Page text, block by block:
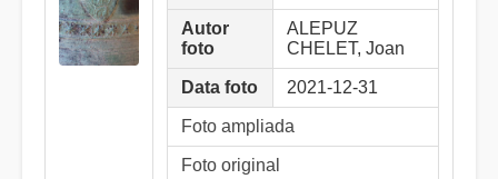
Autor
foto
ALEPUZ
CHELET, Joan
Data foto 2021-12-31
Foto ampliada
Foto original